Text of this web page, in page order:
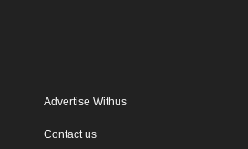
Advertise Withus
Contact us